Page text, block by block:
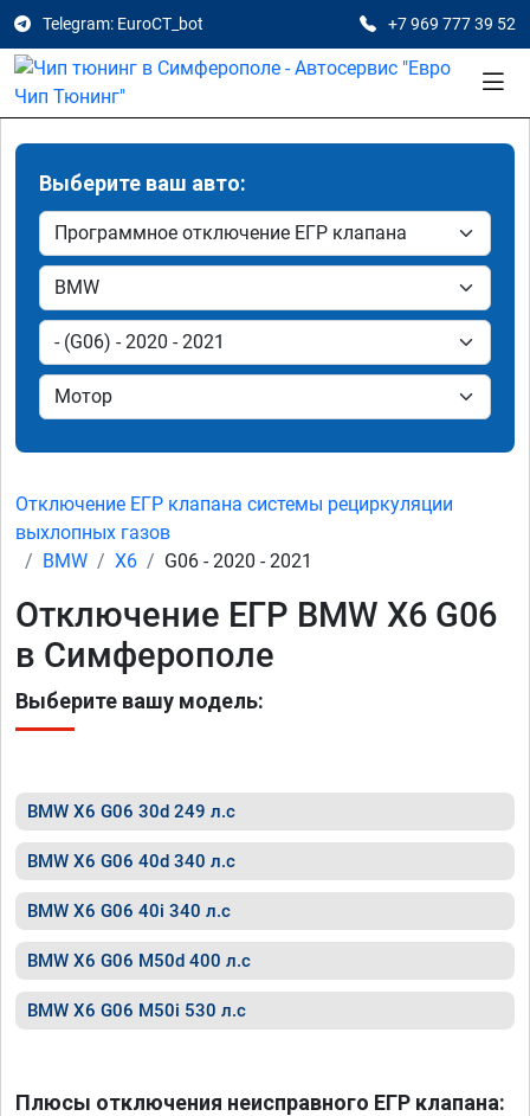
Telegram: EuroCT_bot +7 969 777 39 52
Выберите ваш авто:
Отключение ЕГР клапана системы рециркуляции
выхлопных газов
BMW
X6 G06 - 2020 - 2021
Отключение ЕГР BMW X6 G06
в Симферополе
Выберите вашу модель:
BMW X6 G06 30d 249 л.с
BMW X6 G06 40d 340 л.с
BMW X6 G06 40i 340 л.с
BMW X6 G06 M50d 400 л.с
BMW X6 G06 M50i 530 л.с
Плюсы отключения неисправного ЕГР клапана: